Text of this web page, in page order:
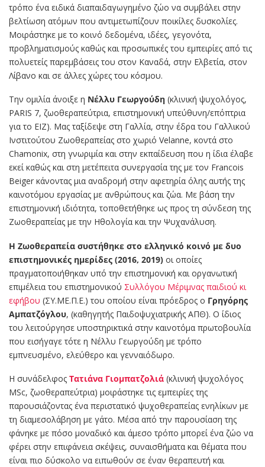
τρόπο ένα ειδικά διαπαιδαγωγημένο ζώο να συμβάλει στην
βελτίωση ατόμων που αντιμετωπίζουν ποικίλες δυσκολίες.
Μοιράστηκε με το κοινό δεδομένα, ιδέες, γεγονότα,
προβληματισμούς καθώς και προσωπικές του εμπειρίες από τις
πολυετείς παρεμβάσεις του στον Καναδά, στην Ελβετία, στον
Λίβανο και σε άλλες χώρες του κόσμου.
Την ομιλία άνοιξε η Νέλλυ Γεωργούδη (κλινική ψυχολόγος,
PARIS 7, ζωοθεραπεύτρια, επιστημονική υπεύθυνη/επόπτρια
για το ΕΙΖ). Μας ταξίδεψε στη Γαλλία, στην έδρα του Γαλλικού
Ινστιτούτου Ζωοθεραπείας στο χωριό Velanne, κοντά στο
Chamonix, στη γνωριμία και στην εκπαίδευση που η ίδια έλαβε
εκεί καθώς και στη μετέπειτα συνεργασία της με τον Francois
Beiger κάνοντας μια αναδρομή στην αφετηρία όλης αυτής της
καινοτόμου εργασίας με ανθρώπους και ζώα. Με βάση την
επιστημονική ιδιότητα, τοποθετήθηκε ως προς τη σύνδεση της
Ζωοθεραπείας με την Ηθολογία και την Ψυχανάλυση.
Η Ζωοθεραπεία συστήθηκε στο ελληνικό κοινό με δυο
επιστημονικές ημερίδες (2016, 2019) οι οποίες
πραγματοποιήθηκαν υπό την επιστημονική και οργανωτική
επιμέλεια του επιστημονικού Συλλόγου Μέριμνας παιδιού κι
εφήβου (ΣΥ.ΜΕ.Π.Ε.) του οποίου είναι πρόεδρος ο Γρηγόρης
Αμπατζόγλου, (καθηγητής Παιδοψυχιατρικής ΑΠΘ). Ο ίδιος
του λειτούργησε υποστηρικτικά στην καινοτόμα πρωτοβουλία
που εισήγαγε τότε η Νέλλυ Γεωργούδη με τρόπο
εμπνευσμένο, ελεύθερο και γενναιόδωρο.
Η συνάδελφος Τατιάνα Γιομπατζολιά (κλινική ψυχολόγος
MSc, ζωοθεραπεύτρια) μοιράστηκε τις εμπειρίες της
παρουσιάζοντας ένα περιστατικό ψυχοθεραπείας ενηλίκων με
τη διαμεσολάβηση με γάτο. Μέσα από την παρουσίαση της
φάνηκε με πόσο μοναδικό και άμεσο τρόπο μπορεί ένα ζώο να
φέρει στην επιφάνεια σκέψεις, συναισθήματα και θέματα που
είναι πιο δύσκολο να ειπωθούν σε έναν θεραπευτή και